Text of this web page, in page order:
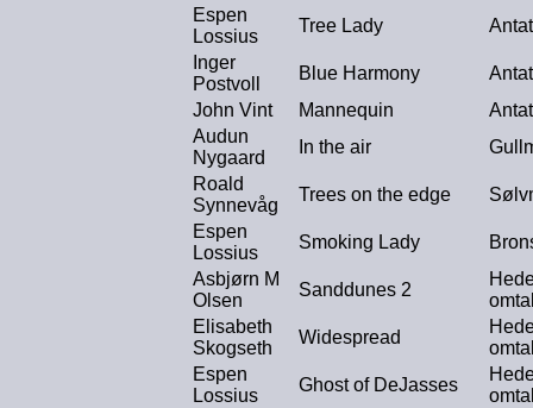
Espen
Lossius
Tree Lady
Inger
Postvoll
Blue Harmony
John Vint
Mannequin
Audun
Nygaard
In the air
Roald
Synnevåg
Trees on the edge
Espen
Lossius
Smoking Lady
Asbjørn M
Olsen
Sanddunes 2
Elisabeth
Skogseth
Widespread
Espen
Lossius
Ghost of DeJasses